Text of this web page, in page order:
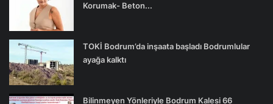
Korumak- Beton...
TOKİ Bodrum’da inşaata başladı Bodrumlular
ayağa kalktı
Bilinmeyen Yönleriyle Bodrum Kalesi 66